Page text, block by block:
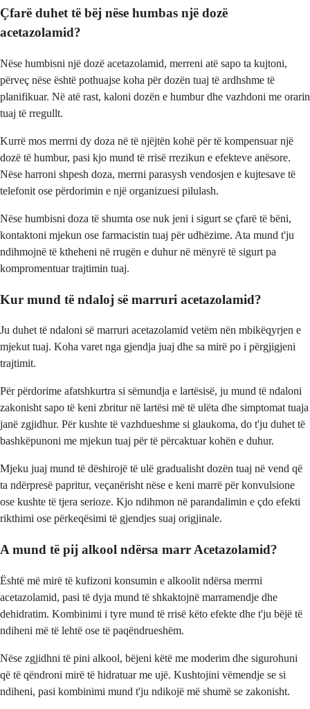
Çfarë duhet të bëj nëse humbas një dozë
acetazolamid?
Nëse humbisni një dozë acetazolamid, merreni atë sapo ta kujtoni,
përveç nëse është pothuajse koha për dozën tuaj të ardhshme të
planifikuar. Në atë rast, kaloni dozën e humbur dhe vazhdoni me orarin
tuaj të rregullt.
Kurrë mos merrni dy doza në të njëjtën kohë për të kompensuar një
dozë të humbur, pasi kjo mund të rrisë rrezikun e efekteve anësore.
Nëse harroni shpesh doza, merrni parasysh vendosjen e kujtesave të
telefonit ose përdorimin e një organizuesi pilulash.
Nëse humbisni doza të shumta ose nuk jeni i sigurt se çfarë të bëni,
kontaktoni mjekun ose farmacistin tuaj për udhëzime. Ata mund t'ju
ndihmojnë të ktheheni në rrugën e duhur në mënyrë të sigurt pa
kompromentuar trajtimin tuaj.
Kur mund të ndaloj së marruri acetazolamid?
Ju duhet të ndaloni së marruri acetazolamid vetëm nën mbikëqyrjen e
mjekut tuaj. Koha varet nga gjendja juaj dhe sa mirë po i përgjigjeni
trajtimit.
Për përdorime afatshkurtra si sëmundja e lartësisë, ju mund të ndaloni
zakonisht sapo të keni zbritur në lartësi më të ulëta dhe simptomat tuaja
janë zgjidhur. Për kushte të vazhdueshme si glaukoma, do t'ju duhet të
bashkëpunoni me mjekun tuaj për të përcaktuar kohën e duhur.
Mjeku juaj mund të dëshirojë të ulë gradualisht dozën tuaj në vend që
ta ndërpresë papritur, veçanërisht nëse e keni marrë për konvulsione
ose kushte të tjera serioze. Kjo ndihmon në parandalimin e çdo efekti
rikthimi ose përkeqësimi të gjendjes suaj origjinale.
A mund të pij alkool ndërsa marr Acetazolamid?
Është më mirë të kufizoni konsumin e alkoolit ndërsa merrni
acetazolamid, pasi të dyja mund të shkaktojnë marramendje dhe
dehidratim. Kombinimi i tyre mund të rrisë këto efekte dhe t'ju bëjë të
ndiheni më të lehtë ose të paqëndrueshëm.
Nëse zgjidhni të pini alkool, bëjeni këtë me moderim dhe sigurohuni
që të qëndroni mirë të hidratuar me ujë. Kushtojini vëmendje se si
ndiheni, pasi kombinimi mund t'ju ndikojë më shumë se zakonisht.